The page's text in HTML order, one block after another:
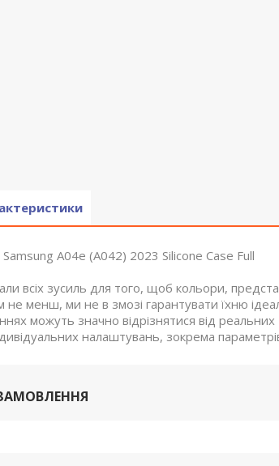
A04e (A042) 2023 Silicone Case Full
всіх зусиль для того, щоб кольори,
не менш, ми не в змозі гарантувати їхню
можуть значно відрізнятися від реальних
налаштувань, зокрема параметрів